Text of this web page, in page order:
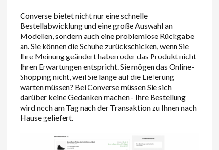
Converse bietet nicht nur eine schnelle
Bestellabwicklung und eine große Auswahl an
Modellen, sondern auch eine problemlose Rückgabe
an. Sie können die Schuhe zurückschicken, wenn Sie
Ihre Meinung geändert haben oder das Produkt nicht
Ihren Erwartungen entspricht. Sie mögen das Online-
Shopping nicht, weil Sie lange auf die Lieferung
warten müssen? Bei Converse müssen Sie sich
darüber keine Gedanken machen - Ihre Bestellung
wird noch am Tag nach der Transaktion zu Ihnen nach
Hause geliefert.